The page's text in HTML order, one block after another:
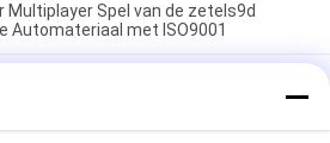
Multiplayer Spel van de zetels9d
Automateriaal met ISO9001
van
Vr Machine 6 Zetels die de